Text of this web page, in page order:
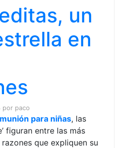
un
en
por paco
para niñas, las
figuran entre las más
que expliquen su